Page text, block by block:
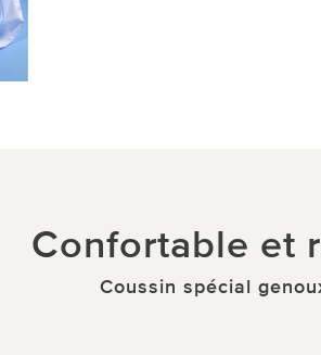
Confortable et
Coussin spécial